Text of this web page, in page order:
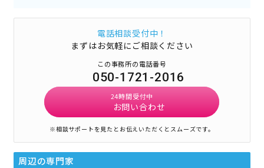
電話相談受付中！
まずはお気軽にご相談ください
この事務所の電話番号
050-1721-2016
24時間受付中
お問い合わせ
※相談サポートを見たとお伝えいただくとスムーズです。
周辺の専門家